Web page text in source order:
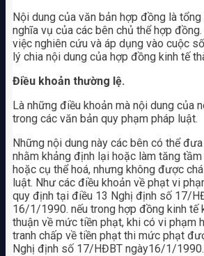
Nội dung của văn bản hợp đồng là
nghĩa vụ của các bên chủ thể hợp
việc nghiên cứu và áp dụng vào cuộc
lý chia nội dung của hợp đồng kinh tế
Điều khoản thường lệ.
Là những điều khoản mà nội dung của
trong các văn bản quy phạm pháp luật.
Những nội dung này các bên có thể
nhằm khảng định lại hoặc làm tăng
hoặc cụ thể hoá, nhưng không được
luật. Như các điều khoản về phạt vi
quy định tại điều 13 Nghị định số 17/
16/1/1990. nếu trong hợp đồng kinh tế
thuận về mức tiền phạt, khi có vi phạm
tranh chấp về tiền phạt thi mức phạt
Nghị định số 17/HĐBT ngày16/1/1990.